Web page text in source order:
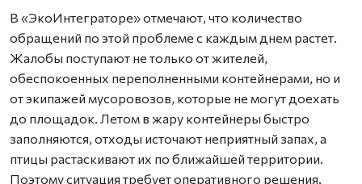
В «ЭкоИнтеграторе» отмечают, что количество
обращений по этой проблеме с каждым днем растет.
Жалобы поступают не только от жителей,
обеспокоенных переполненными контейнерами, но и
от экипажей мусоровозов, которые не могут доехать
до площадок. Летом в жару контейнеры быстро
заполняются, отходы источают неприятный запах, а
птицы растаскивают их по ближайшей территории.
Поэтому ситуация требует оперативного решения.